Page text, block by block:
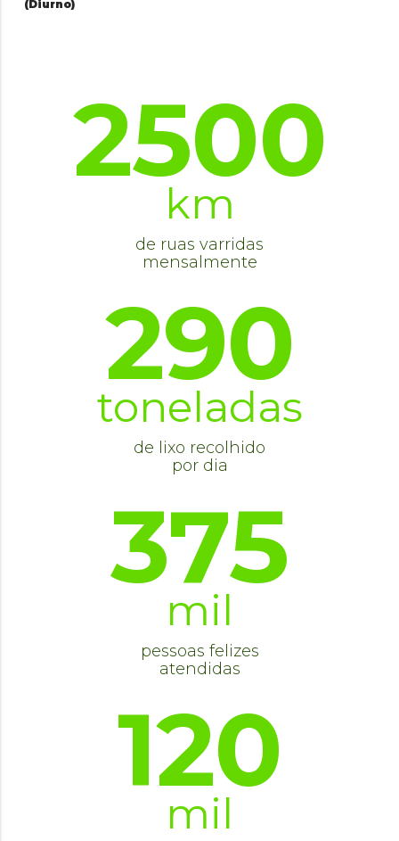
(Diurno)
2500
km
de ruas varridas
mensalmente
290
toneladas
de lixo recolhido
por dia
375
mil
pessoas felizes
atendidas
120
mil